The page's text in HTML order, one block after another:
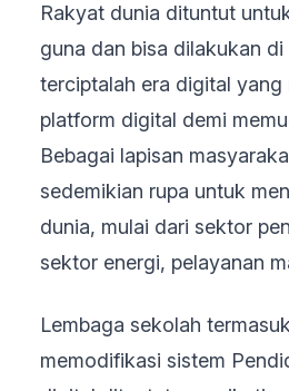
Rakyat dunia dituntut
guna dan bisa dilakukan di
terciptalah era digital
platform digital demi
Bebagai lapisan
sedemikian rupa untuk
dunia, mulai dari sektor
sektor energi, pelayanan
Lembaga sekolah
memodifikasi sistem